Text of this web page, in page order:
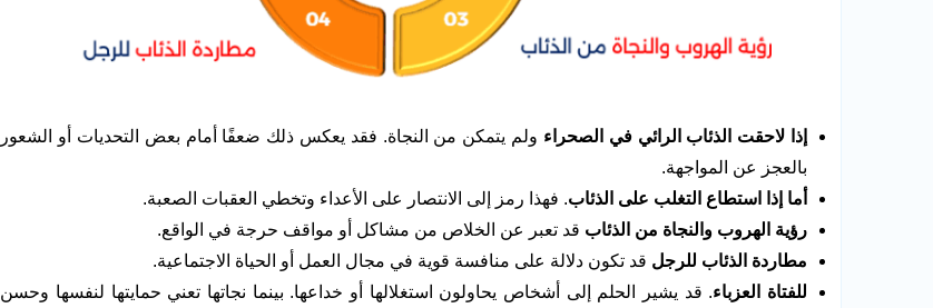
إذا لاحقت الذئاب الرائي في الصحراء ولم يتمكن من النجاة. فقد يعكس ذلك ضعفًا أمام بعض التحديات أو الشعور
بالعجز عن المواجهة.
أما إذا استطاع التغلب على الذئاب. فهذا رمز إلى الانتصار على الأعداء وتخطي العقبات الصعبة.
رؤية الهروب والنجاة من الذئاب قد تعبر عن الخلاص من مشاكل أو مواقف حرجة في الواقع.
مطاردة الذئاب للرجل قد تكون دلالة على منافسة قوية في مجال العمل أو الحياة الاجتماعية.
للفتاة العزباء. قد يشير الحلم إلى أشخاص يحاولون استغلالها أو خداعها. بينما نجاتها تعني حمايتها لنفسها وحسن